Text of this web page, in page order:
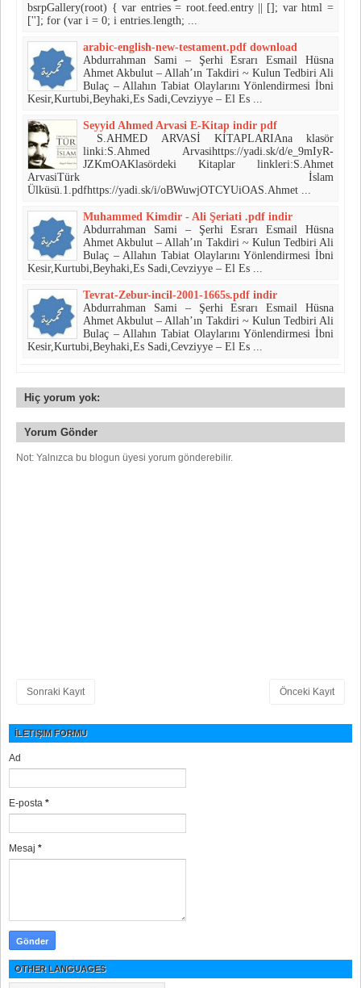
bsrpGallery(root) { var entries = root.feed.entry || []; var html =
['']; for (var i = 0; i entries.length; ...
arabic-english-new-testament.pdf download
Abdurrahman Sami – Şerhi Esrarı Esmail Hüsna
Ahmet Akbulut – Allah’ın Takdiri ~ Kulun Tedbiri Ali
Bulaç – Allahın Tabiat Olaylarını Yönlendirmesi İbni
Kesir,Kurtubi,Beyhaki,Es Sadi,Cevziyye – El Es ...
Seyyid Ahmed Arvasi E-Kitap indir pdf
S.AHMED ARVASİ KİTAPLARIAna klasör
linki:S.Ahmed Arvasihttps://yadi.sk/d/e_9mIyR-
JZKmOAKlasördeki Kitaplar linkleri:S.Ahmet
ArvasiTürk İslam
Ülküsü.1.pdfhttps://yadi.sk/i/oBWuwjOTCYUiOAS.Ahmet ...
Muhammed Kimdir - Ali Şeriati .pdf indir
Abdurrahman Sami – Şerhi Esrarı Esmail Hüsna
Ahmet Akbulut – Allah’ın Takdiri ~ Kulun Tedbiri Ali
Bulaç – Allahın Tabiat Olaylarını Yönlendirmesi İbni
Kesir,Kurtubi,Beyhaki,Es Sadi,Cevziyye – El Es ...
Tevrat-Zebur-incil-2001-1665s.pdf indir
Abdurrahman Sami – Şerhi Esrarı Esmail Hüsna
Ahmet Akbulut – Allah’ın Takdiri ~ Kulun Tedbiri Ali
Bulaç – Allahın Tabiat Olaylarını Yönlendirmesi İbni
Kesir,Kurtubi,Beyhaki,Es Sadi,Cevziyye – El Es ...
Hiç yorum yok:
Yorum Gönder
Not: Yalnızca bu blogun üyesi yorum gönderebilir.
Sonraki Kayıt Önceki Kayıt
İLETIŞIM FORMU
Ad
E-posta*
Mesaj*
OTHER LANGUAGES